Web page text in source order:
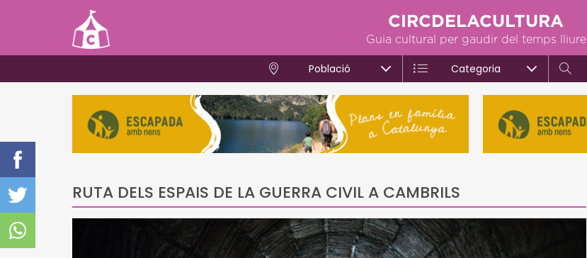
CIRCDELACULTURA
Guia cultural per gaudir del temps lliure
Població Categoria
RUTA DELS ESPAIS DE LA GUERRA CIVIL A CAMBRILS